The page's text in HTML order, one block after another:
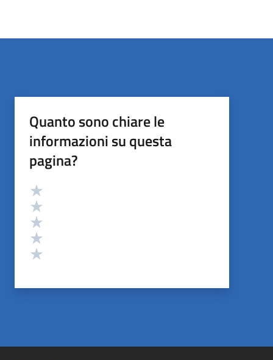
Quanto sono chiare le
informazioni su questa
pagina?
Valutazione